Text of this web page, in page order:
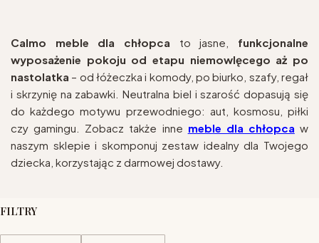
Calmo meble dla chłopca to jasne, funkcjonalne
wyposażenie pokoju od etapu niemowlęcego aż po
nastolatka – od łóżeczka i komody, po biurko, szafy, regał
i skrzynię na zabawki. Neutralna biel i szarość dopasują się
do każdego motywu przewodniego: aut, kosmosu, piłki
czy gamingu. Zobacz także inne meble dla chłopca w
naszym sklepie i skomponuj zestaw idealny dla Twojego
dziecka, korzystając z darmowej dostawy.
FILTRY